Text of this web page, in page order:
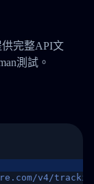
供完整API文
測試。
v4/trackings/